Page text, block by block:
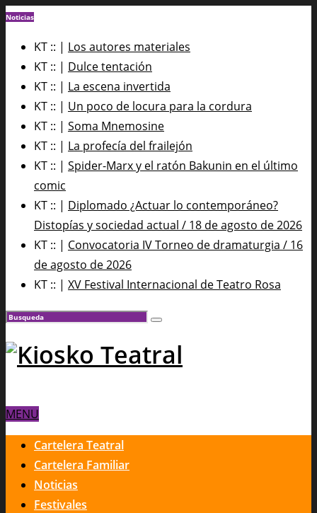
Noticias
KT :: | Los autores materiales
KT :: | Dulce tentación
KT :: | La escena invertida
KT :: | Un poco de locura para la cordura
KT :: | Soma Mnemosine
KT :: | La profecía del frailejón
KT :: | Spider-Marx y el ratón Bakunin en el último
comic
KT :: | Diplomado ¿Actuar lo contemporáneo?
Distopías y sociedad actual / 18 de agosto de 2026
KT :: | Convocatoria IV Torneo de dramaturgia / 16
de agosto de 2026
KT :: | XV Festival Internacional de Teatro Rosa
MENU
Cartelera Teatral
Cartelera Familiar
Noticias
Festivales